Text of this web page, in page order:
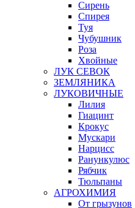
Сирень
Спирея
Туя
Чубушник
Роза
Хвойные
ЛУК СЕВОК
ЗЕМЛЯНИКА
ЛУКОВИЧНЫЕ
Лилия
Гиацинт
Крокус
Мускари
Нарцисс
Ранункулюс
Рябчик
Тюльпаны
АГРОХИМИЯ
От грызунов